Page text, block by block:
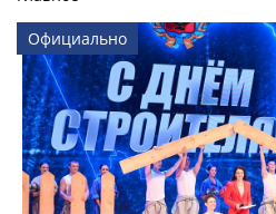
Официально